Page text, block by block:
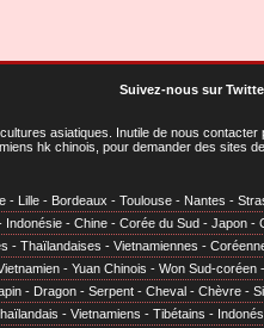
Suivez-nous sur
asiatiques . Inutile de nous
hk chinois, pour demander des sites
- Lille - Bordeaux - Toulouse - Nantes -
Indonésie - Chine - Corée du Sud - Japon -
- Thaïlandaises - Vietnamiennes -
- Yuan Chinois - Won Sud-coréen
- Dragon - Serpent - Cheval - Chèvre -
- Vietnamiens - Tibétains -